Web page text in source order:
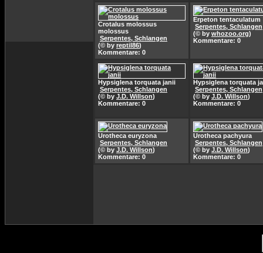
Crotalus molossus
molossus
Serpentes, Schlangen
(© by reptil86)
Kommentare: 0
Erpeton tentaculatum
Serpentes, Schlangen
(© by whozoo.org)
Kommentare: 0
Hypsiglena torquata janii
Serpentes, Schlangen
(© by J.D. Willson)
Kommentare: 0
Hypsiglena torquata
Serpentes, Schlangen
(© by J.D. Willson)
Kommentare: 0
Urotheca euryzona
Serpentes, Schlangen
(© by J.D. Willson)
Kommentare: 0
Urotheca pachyura
Serpentes, Schlangen
(© by J.D. Willson)
Kommentare: 0